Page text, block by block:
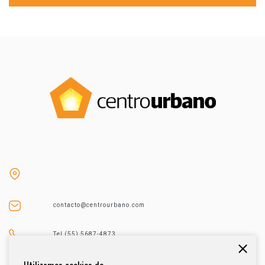
contacto@centrourbano.com
Tel (55) 5687-4873